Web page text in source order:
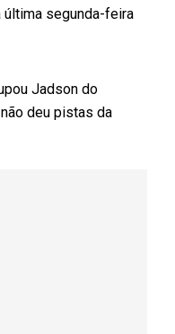
última segunda-feira
Jadson do
deu pistas da